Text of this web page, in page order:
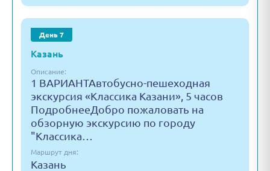
День 7
Казань
Описание:
1 ВАРИАНТАвтобусно-пешеходная
экскурсия «Классика Казани», 5 часов
ПодробнееДобро пожаловать на
обзорную экскурсию по городу
"Классика…
Маршрут дня:
Казань